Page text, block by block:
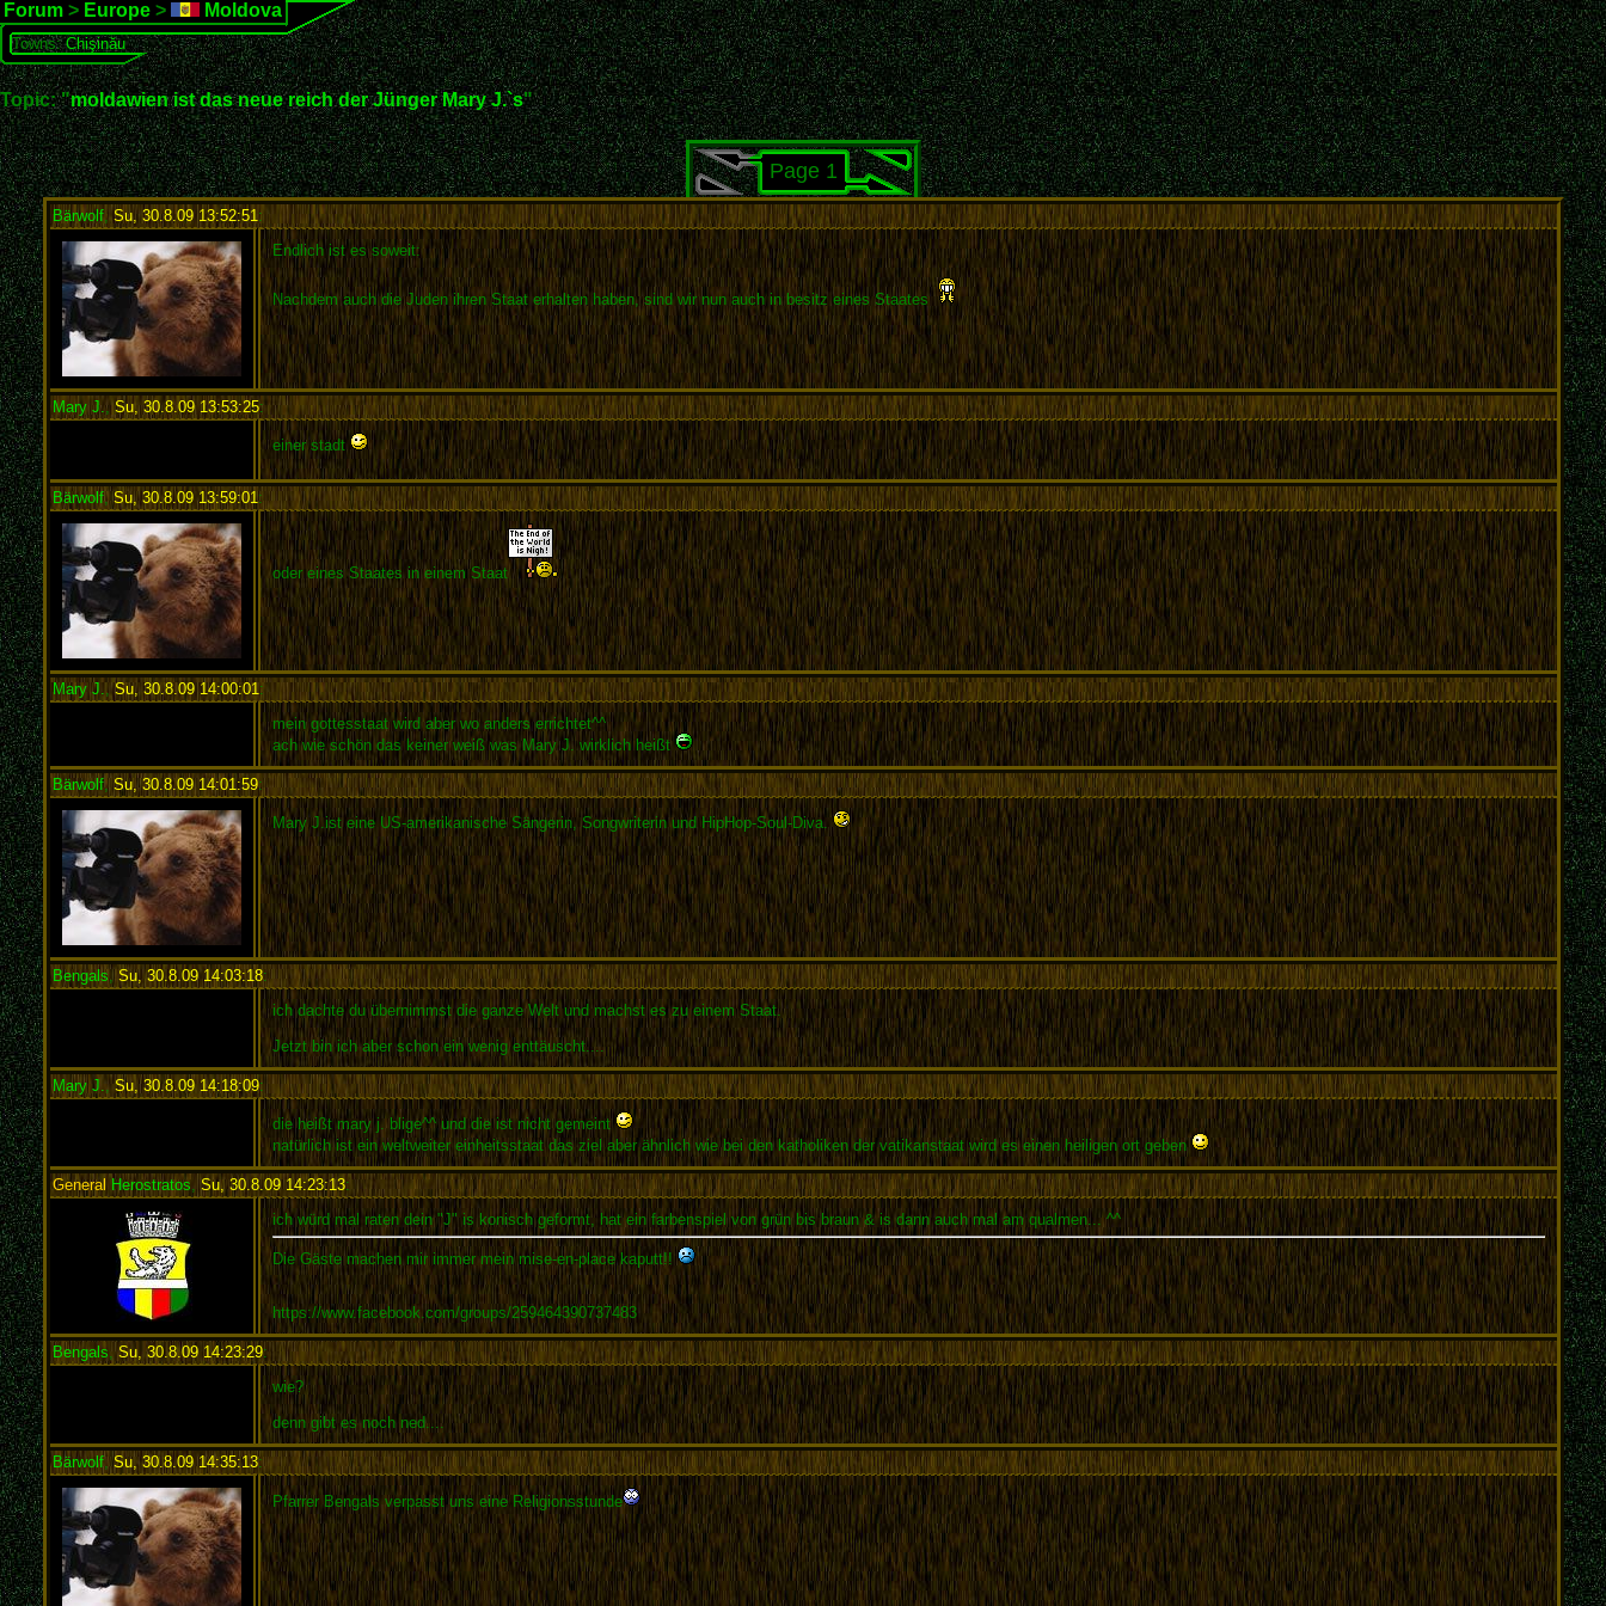
Forum > Europe > Moldova
Towns:Chişinău
Topic: "moldawien ist das neue reich der Jünger Mary J.`s"
Page 1
Bärwolf, Su, 30.8.09 13:52:51 :
Endlich ist es soweit:
Nachdem auch die Juden ihren Staat erhalten haben, sind wir nun auch in besitz eines Staates
Mary J. , Su, 30.8.09 13:53:25:
einer stadt
Bärwolf,Su, 30.8.09 13:59:01:
oder eines Staates in einem Staat
Mary J.,Su, 30.8.09 14:00:01:
mein gottesstaat wird aber wo anders errichtet^^
ach wie schön das keiner weiß was Mary J. wirklich heißt
Bärwolf, Su, 30.8.09 14:01:59:
Mary J.ist eine US-amerikanische Sängerin, Songwriterin und HipHop-Soul-Diva.
Bengals, Su, 30.8.09 14:03:18:
ich dachte du übernimmst die ganze Welt und machst es zu einem Staat.
Jetzt bin ich aber schon ein wenig enttäuscht....
Mary J. ,Su, 30.8.09 14:18:09:
die heißt mary j. blige^^ und die ist nicht gemeint
natürlich ist ein weltweiter einheitsstaat das ziel aber ähnlich wie bei den katholiken der vatikanstaat wird es einen heiligen ort geben
General Herostratos, Su, 30.8.09 14:23:13:
ich würd mal raten dein "J" is konisch geformt, hat ein farbenspiel von grün bis braun & is dann auch mal am qualmen... ^^
Die Gäste machen mir immer mein mise-en-place kaputt!!
https://www.facebook.com/groups/259464390737483
Bengals ,Su, 30.8.09 14:23:29:
wie?
denn gibt es noch ned....
Bärwolf,Su, 30.8.09 14:35:13:
Pfarrer Bengals verpasst uns eine Religionsstunde